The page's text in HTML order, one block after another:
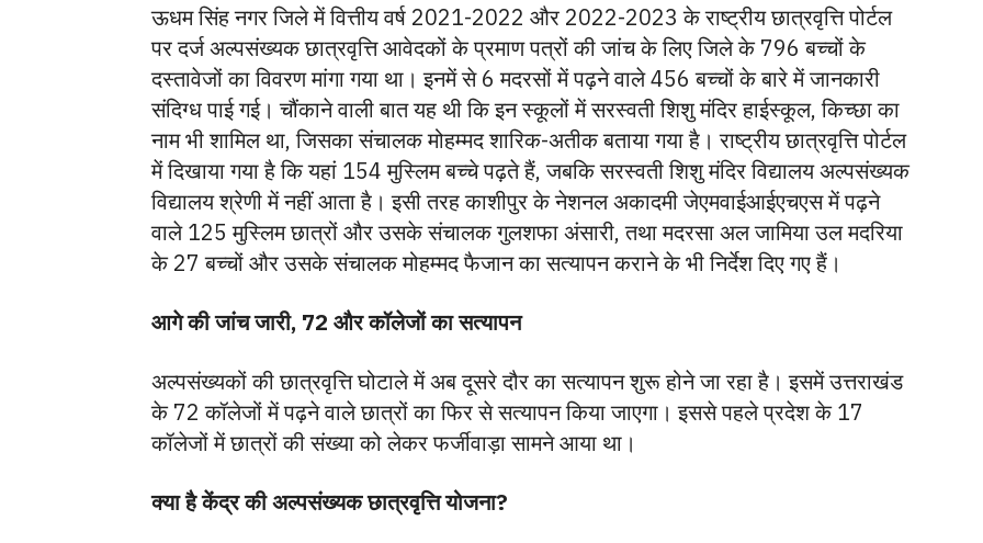
ऊधम सिंह नगर जिले में वित्तीय वर्ष 2021-2022 और 2022-2023 के राष्ट्रीय छात्रवृत्ति पोर्टल
पर दर्ज अल्पसंख्यक छात्रवृत्ति आवेदकों के प्रमाण पत्रों की जांच के लिए जिले के 796 बच्चों के
दस्तावेजों का विवरण मांगा गया था। इनमें से 6 मदरसों में पढ़ने वाले 456 बच्चों के बारे में जानकारी
संदिग्ध पाई गई। चौंकाने वाली बात यह थी कि इन स्कूलों में सरस्वती शिशु मंदिर हाईस्कूल, किच्छा का
नाम भी शामिल था, जिसका संचालक मोहम्मद शारिक-अतीक बताया गया है। राष्ट्रीय छात्रवृत्ति पोर्टल
में दिखाया गया है कि यहां 154 मुस्लिम बच्चे पढ़ते हैं, जबकि सरस्वती शिशु मंदिर विद्यालय अल्पसंख्यक
विद्यालय श्रेणी में नहीं आता है। इसी तरह काशीपुर के नेशनल अकादमी जेएमवाईआईएचएस में पढ़ने
वाले 125 मुस्लिम छात्रों और उसके संचालक गुलशफा अंसारी, तथा मदरसा अल जामिया उल मदरिया
के 27 बच्चों और उसके संचालक मोहम्मद फैजान का सत्यापन कराने के भी निर्देश दिए गए हैं।
आगे की जांच जारी, 72 और कॉलेजों का सत्यापन
अल्पसंख्यकों की छात्रवृत्ति घोटाले में अब दूसरे दौर का सत्यापन शुरू होने जा रहा है। इसमें उत्तराखंड
के 72 कॉलेजों में पढ़ने वाले छात्रों का फिर से सत्यापन किया जाएगा। इससे पहले प्रदेश के 17
कॉलेजों में छात्रों की संख्या को लेकर फर्जीवाड़ा सामने आया था।
क्या है केंद्र की अल्पसंख्यक छात्रवृत्ति योजना?